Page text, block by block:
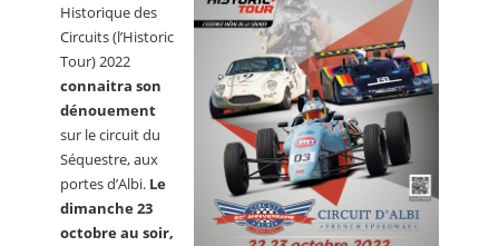
Historique des
Circuits (l’Historic
Tour) 2022
connaitra son
dénouement
sur le circuit du
Séquestre, aux
portes d’Albi. Le
dimanche 23
octobre au soir,